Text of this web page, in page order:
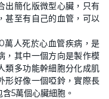
出簡化版微型心臟，只有
甚至有自己的血管，可以
人死於心血管疾病，是
，其中一個方向是製作模
類多功能幹細胞分化成肌
形好像一個啞鈴，實際長
5萬個心臟細胞。